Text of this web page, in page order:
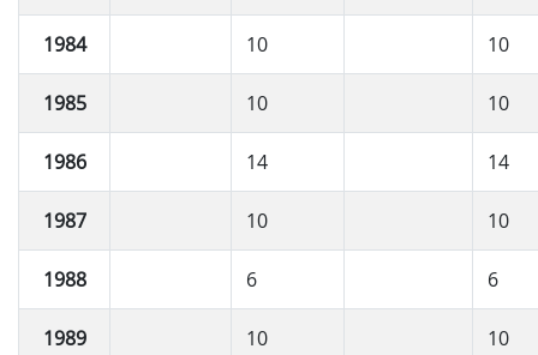
1984 10 10
1985 10 10
1986 14 14
1987 10 10
1988 6 6
1989 10 10